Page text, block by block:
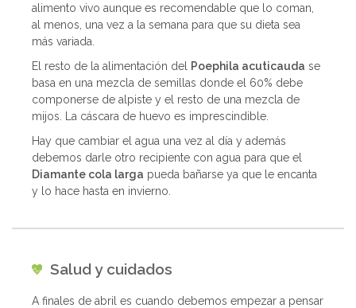
alimento vivo aunque es recomendable que lo coman,
al menos, una vez a la semana para que su dieta sea
más variada.
El resto de la alimentación del Poephila acuticauda se
basa en una mezcla de semillas donde el 60% debe
componerse de alpiste y el resto de una mezcla de
mijos. La cáscara de huevo es imprescindible.
Hay que cambiar el agua una vez al día y además
debemos darle otro recipiente con agua para que el
Diamante cola larga pueda bañarse ya que le encanta
y lo hace hasta en invierno.
Salud y cuidados
A finales de abril es cuando debemos empezar a pensar